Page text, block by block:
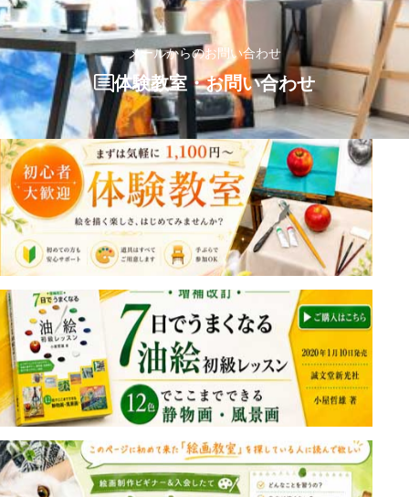
メールからのお問い合わせ
体験教室・お問い合わせ